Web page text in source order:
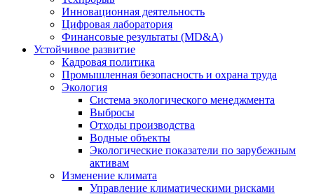
Инновационная деятельность
Цифровая лаборатория
Финансовые результаты (MD&A)
Устойчивое развитие
Кадровая политика
Промышленная безопасность и охрана труда
Экология
Система экологического менеджмента
Выбросы
Отходы производства
Водные объекты
Экологические показатели по зарубежным
активам
Изменение климата
Управление климатическими рисками